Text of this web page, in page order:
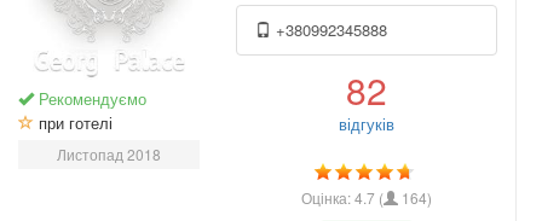
Рекомендуємо
при готелі
Листопад 2018
+380992345888
82
відгуків
Оцінка:4.7 ( 164)